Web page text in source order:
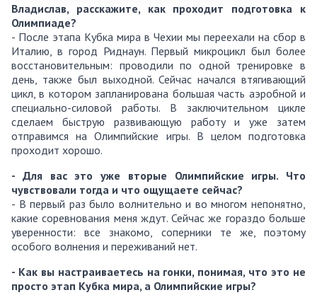
Владислав, расскажите, как проходит подготовка к
Олимпиаде?
- После этапа Кубка мира в Чехии мы переехали на сбор в
Италию, в город Риднаун. Первый микроцикл был более
восстановительным: проводили по одной тренировке в
день, также был выходной. Сейчас начался втягивающий
цикл, в котором запланирована большая часть аэробной и
специально-силовой работы. В заключительном цикле
сделаем быструю развивающую работу и уже затем
отправимся на Олимпийские игры. В целом подготовка
проходит хорошо.
- Для вас это уже вторые Олимпийские игры. Что
чувствовали тогда и что ощущаете сейчас?
- В первый раз было волнительно и во многом непонятно,
какие соревнования меня ждут. Сейчас же гораздо больше
уверенности: все знакомо, соперники те же, поэтому
особого волнения и переживаний нет.
- Как вы настраиваетесь на гонки, понимая, что это не
просто этап Кубка мира, а Олимпийские игры?